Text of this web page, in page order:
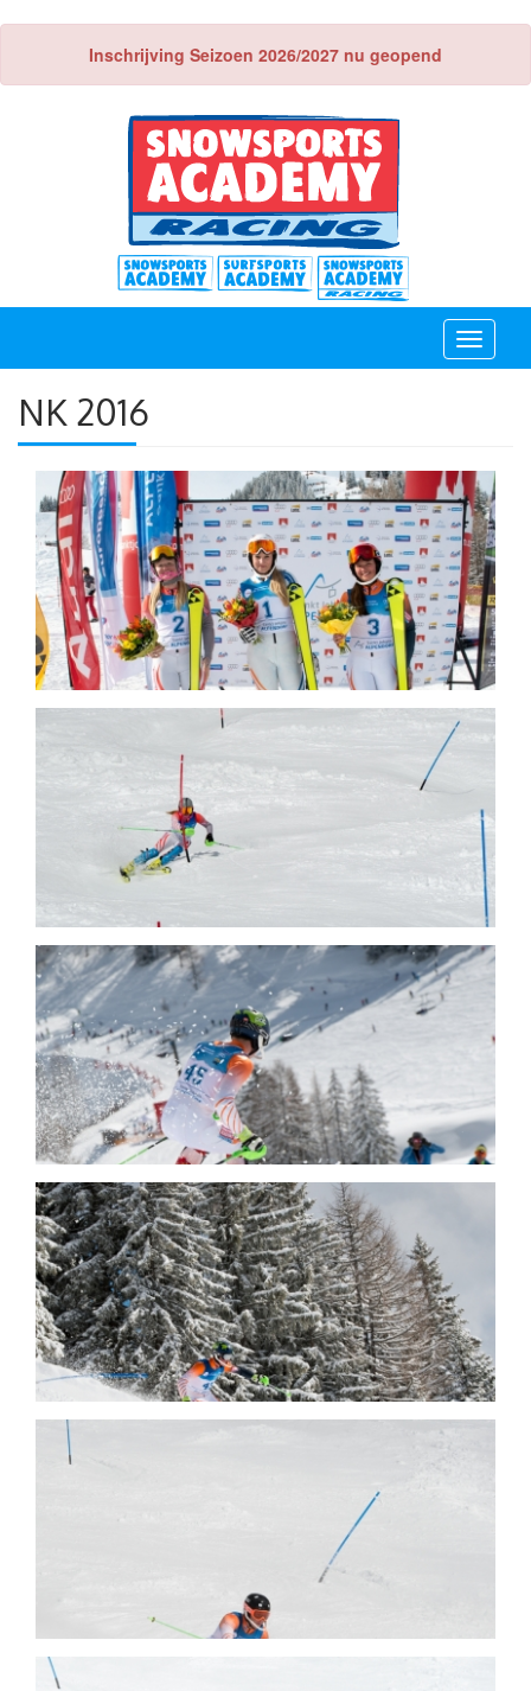
Inschrijving Seizoen 2026/2027 nu geopend
Toggle
NK 2016